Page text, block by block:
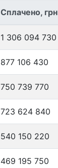
Сплачено, грн
1 306 094 730
877 106 430
750 739 770
723 624 840
540 150 220
469 195 750